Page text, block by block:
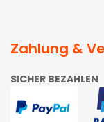
Zahlung &
SICHER BEZAHLEN